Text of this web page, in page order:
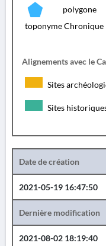
toponyme Chronique
Alignements avec le
Sites
Sites
Date de création
2021-05-19 16:47:50
Dernière modification
2021-08-02 18:19:40